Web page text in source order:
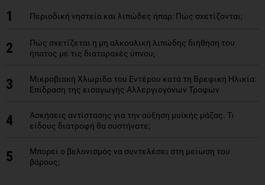
1 Περιοδική νηστεία και λιπώδες ήπαρ: Πώς σχετίζονται;
2
Πώς σχετίζεται η μη αλκοολική λιπώδης διήθηση του
ήπατος με τις διαταραχές ύπνου;
3
Μικροβιακή Χλωρίδα του Εντέρου κατά τη Βρεφική Ηλικία:
Επίδραση της εισαγωγής Αλλεργιογόνων Τροφών
4
Ασκήσεις αντίστασης για την αύξηση μυϊκής μάζας. Τι
είδους διατροφή θα συστήνατε;
5
Μπορεί ο βελονισμός να συντελέσει στη μείωση του
βάρους;